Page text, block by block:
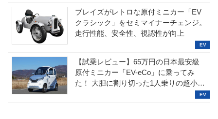
ブレイズがレトロな原付ミニカー「EV
クラシック」をセミマイナーチェンジ。
走行性能、安全性、視認性が向上
【試乗レビュー】65万円の日本最安級
原付ミニカー「EV-eCo」に乗ってみ
た！ 大胆に割り切った1人乗りの超小型